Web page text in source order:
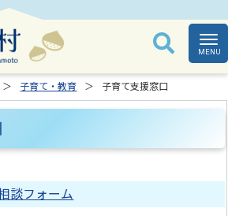
子育て・教育 子育て支援窓口
談フォーム